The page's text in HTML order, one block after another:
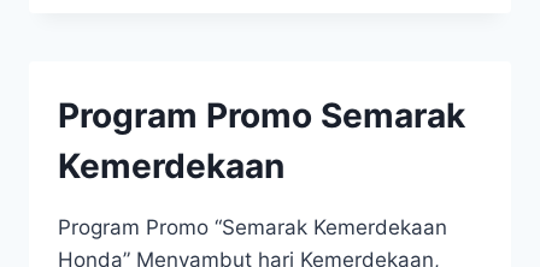
Program Promo Semarak
Kemerdekaan
Program Promo “Semarak Kemerdekaan
Honda” Menyambut hari Kemerdekaan,